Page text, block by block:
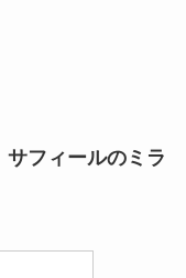
サフィールのミラ